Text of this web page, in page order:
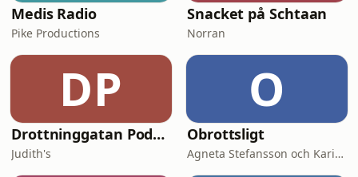
Medis Radio
Pike Productions
Snacket på Schtaan
Norran
DP
Drottninggatan Podcast
Judith's
O
Obrottsligt
Agneta Stefansson och Karin Alfredsson